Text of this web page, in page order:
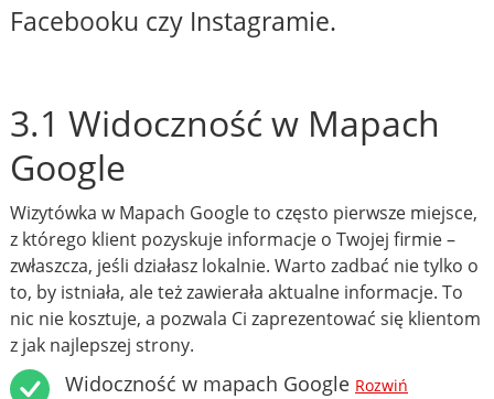
Facebooku czy Instagramie.
3.1 Widoczność w Mapach
Google
Wizytówka w Mapach Google to często pierwsze miejsce,
z którego klient pozyskuje informacje o Twojej firmie –
zwłaszcza, jeśli działasz lokalnie. Warto zadbać nie tylko o
to, by istniała, ale też zawierała aktualne informacje. To
nic nie kosztuje, a pozwala Ci zaprezentować się klientom
z jak najlepszej strony.
Widoczność w mapach Google Rozwiń